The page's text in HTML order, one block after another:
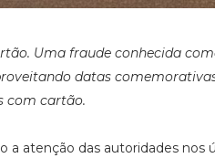
Uma fraude conhecida
datas
com cartão.
a atenção das autoridades